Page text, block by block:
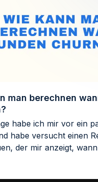
man berechnen
habe ich mir vor ein
habe versucht einen
der mir anzeigt, wann